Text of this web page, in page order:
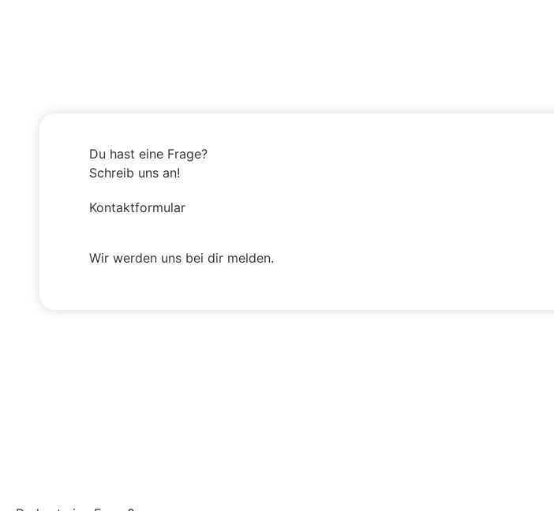
Du hast eine Frage?
Schreib uns an!
Kontaktformular
Wir werden uns bei dir melden.